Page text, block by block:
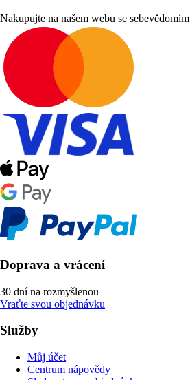
Nakupujte na našem webu se sebevědomím
Doprava a vrácení
30 dní na rozmyšlenou
Vraťte svou objednávku
Služby
Můj účet
Centrum nápovědy